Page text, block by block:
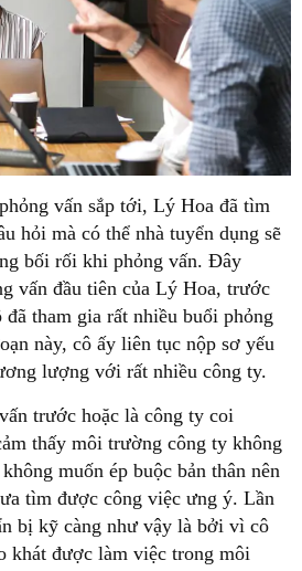
hỏi mà có thể nhà tuyển dụng sẽ
bối rối khi phỏng vấn. Đây
vấn đầu tiên của Lý Hoa, trước
tham gia rất nhiều buổi phỏng
này, cô ấy liên tục nộp sơ yếu
thấy môi trường công ty không
muốn ép buộc bản thân nên
tìm được công việc ưng ý. Lần
bị kỹ càng như vậy là bởi vì cô
khát được làm việc trong môi